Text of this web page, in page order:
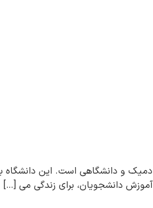
دانشجویان، برای زندگی می […]